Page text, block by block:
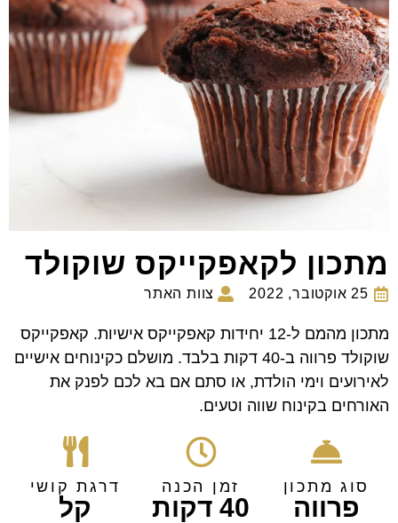
מתכון לקאפקייקס שוקולד
25 אוקטובר, 2022 צוות האתר
מתכון מהמם ל-12 יחידות קאפקייקס אישיות. קאפקייקס
שוקולד פרווה ב-40 דקות בלבד. מושלם כקינוחים אישיים
לאירועים וימי הולדת, או סתם אם בא לכם לפנק את
האורחים בקינוח שווה וטעים.
סוג מתכון
פרווה
זמן הכנה
40 דקות
דרגת קושי
קל